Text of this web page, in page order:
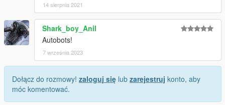
14 sierpnia 2021
Shark_boy_Anil
Autobots!
7 września 2023
Dołącz do rozmowy! zaloguj się lub zarejestruj konto, aby
móc komentować.